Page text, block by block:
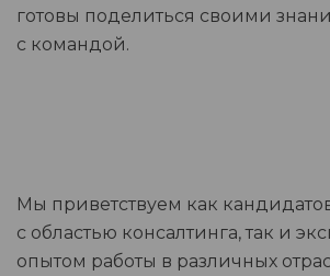
готовы поделиться своими
с командой.
Мы приветствуем как
с областью консалтинга, так и
опытом работы в различных